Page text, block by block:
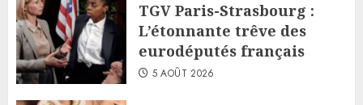
TGV Paris-Strasbourg :
L’étonnante trêve des
eurodéputés français
5 AOÛT 2026